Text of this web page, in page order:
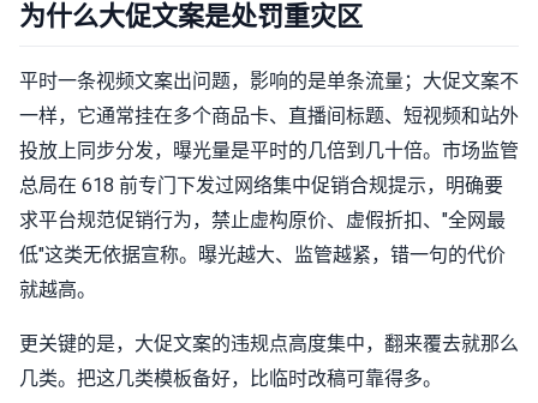
为什么大促文案是处罚重灾区
平时一条视频文案出问题，影响的是单条流量；大促文案不
一样，它通常挂在多个商品卡、直播间标题、短视频和站外
投放上同步分发，曝光量是平时的几倍到几十倍。市场监管
总局在 618 前专门下发过网络集中促销合规提示，明确要
求平台规范促销行为，禁止虚构原价、虚假折扣、"全网最
低"这类无依据宣称。曝光越大、监管越紧，错一句的代价
就越高。
更关键的是，大促文案的违规点高度集中，翻来覆去就那么
几类。把这几类模板备好，比临时改稿可靠得多。